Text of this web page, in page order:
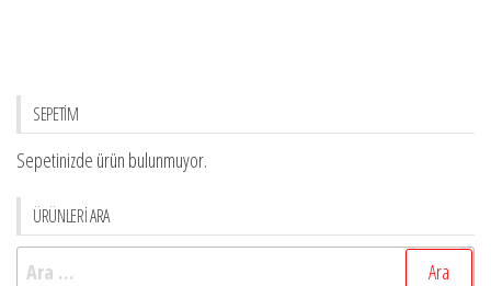
SEPETİM
Sepetinizde ürün bulunmuyor.
ÜRÜNLERİ ARA
Arama: